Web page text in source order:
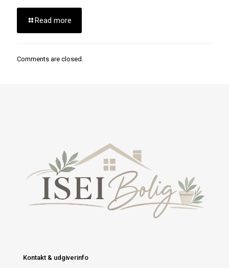
Read more
Comments are closed.
Kontakt & udgiverinfo